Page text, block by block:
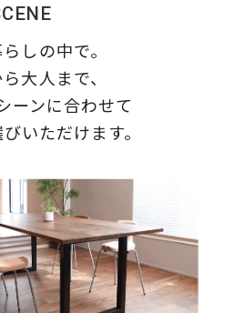
しの中で。
大人まで、
ーンに合わせて
いただけます。